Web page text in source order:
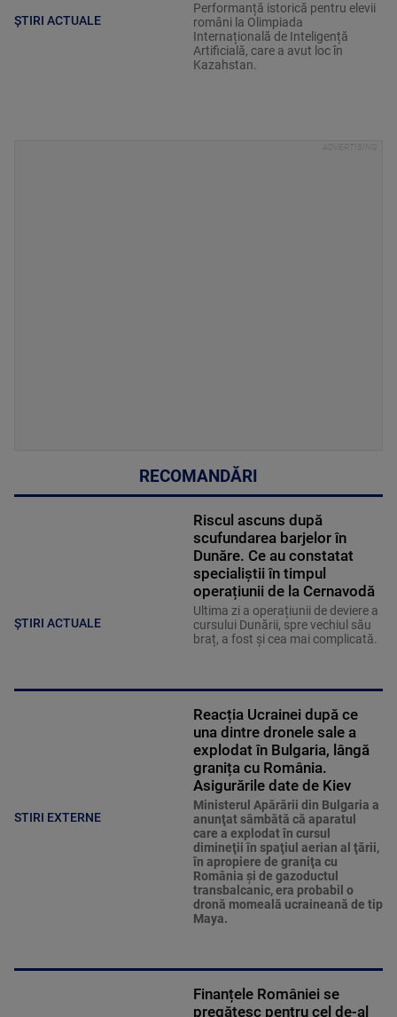
ȘTIRI ACTUALE
Performanță istorică pentru elevii
români la Olimpiada
Internațională de Inteligență
Artificială, care a avut loc în
Kazahstan.
RECOMANDĂRI
ȘTIRI ACTUALE
Riscul ascuns după
scufundarea barjelor în
Dunăre. Ce au constatat
specialiștii în timpul
operațiunii de la Cernavodă
Ultima zi a operațiunii de deviere a
cursului Dunării, spre vechiul său
braț, a fost și cea mai complicată.
STIRI EXTERNE
Reacția Ucrainei după ce
una dintre dronele sale a
explodat în Bulgaria, lângă
granița cu România.
Asigurările date de Kiev
Ministerul Apărării din Bulgaria a
anunţat sâmbătă că aparatul
care a explodat în cursul
dimineţii în spaţiul aerian al ţării,
în apropiere de graniţa cu
România şi de gazoductul
transbalcanic, era probabil o
dronă momeală ucraineană de tip
Maya.
Finanțele României se
pregătesc pentru cel de-al